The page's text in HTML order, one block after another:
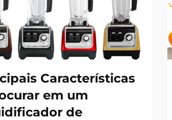
Características
em um
de